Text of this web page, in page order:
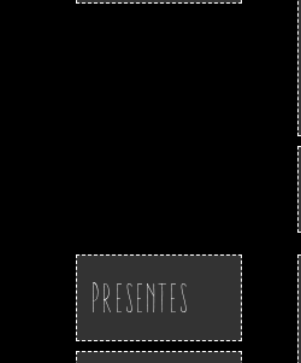
Presentes